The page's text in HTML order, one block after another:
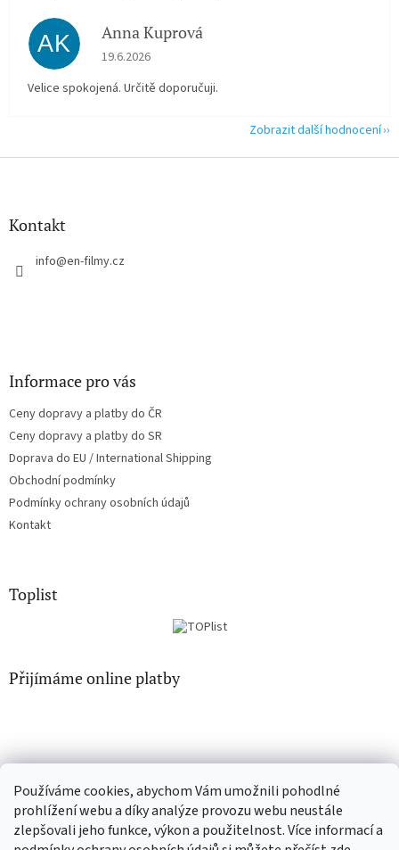
Používáme cookies, abychom Vám umožnili pohodlné
prohlížení webu a díky analýze provozu webu neustále
zlepšovali jeho funkce, výkon a použitelnost. Více informací a
AK Anna Kuprová
Hodnocení obchodu je 5 z 5 hvězdiček.
19.6.2026
Velice spokojená. Určitě doporučuji.
Zobrazit další hodnocení
Z
Kontakt
info@en-filmy.cz
Informace pro vás
Ceny dopravy a platby do ČR
Ceny dopravy a platby do SR
Doprava do EU / International Shipping
Obchodní podmínky
Podmínky ochrany osobních údajů
Kontakt
Toplist
Přijímáme online platby
CD-Soundtrack.cz CD-hudba.cz